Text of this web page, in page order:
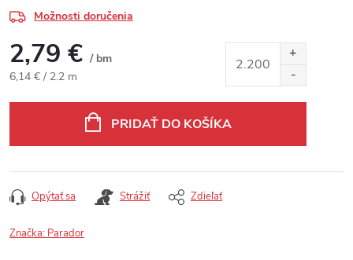
Možnosti doručenia
2,79 € / bm
Jednotková cena:
6,14 € / 2.2 m
PRIDAŤ DO KOŠÍKA
Opýtať sa Strážiť Zdieľať
Značka: Parador